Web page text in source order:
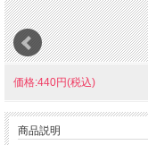
価格:440円(税込)
商品説明